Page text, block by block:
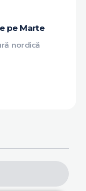
pe Marte
nordică